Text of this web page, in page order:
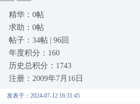
精华：0帖
求助：0帖
帖子：34帖 | 96回
年度积分：160
历史总积分：1743
注册：2009年7月16日
发表于：2024-07-12 16:31:45